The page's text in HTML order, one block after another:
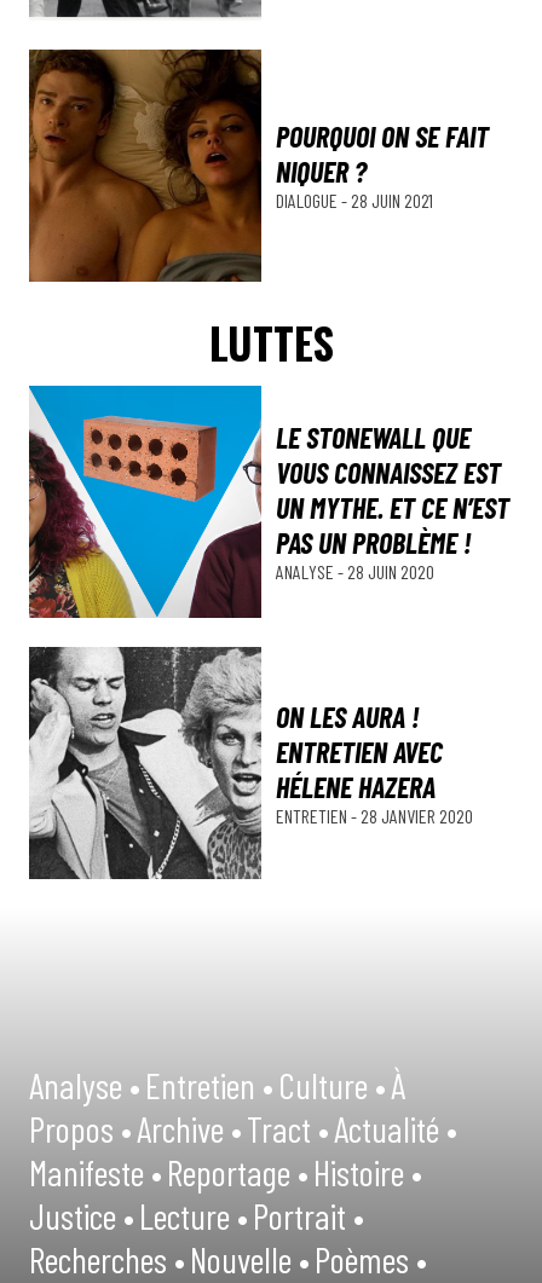
POURQUOI ON SE FAIT
NIQUER ?
DIALOGUE - 28 JUIN 2021
LUTTES
LE STONEWALL QUE
VOUS CONNAISSEZ EST
UN MYTHE. ET CE N’EST
PAS UN PROBLÈME !
ANALYSE - 28 JUIN 2020
ON LES AURA !
ENTRETIEN AVEC
HÉLENE HAZERA
ENTRETIEN - 28 JANVIER 2020
Analyse •Entretien •Culture •À
Propos •Archive •Tract •Actualité •
Manifeste •Reportage •Histoire •
Justice •Lecture •Portrait •
Recherches •Nouvelle •Poèmes •